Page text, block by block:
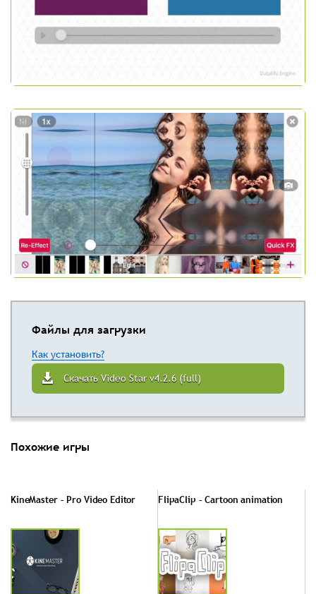
Файлы для загрузки
Как установить?
Скачать Video Star v4.2.6 (full)
Похожие игры
KineMaster – Pro Video Editor FlipaClip - Cartoon animation